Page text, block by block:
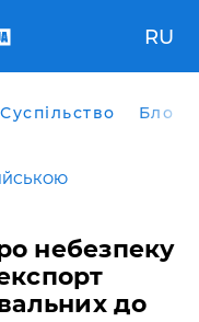
RU
Суспільство Блоги
небезпеку
до